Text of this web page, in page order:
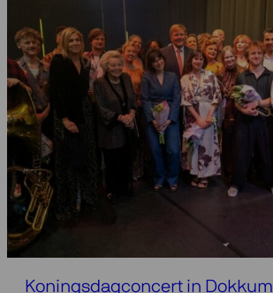
Koningsdagconcert in Dokkum